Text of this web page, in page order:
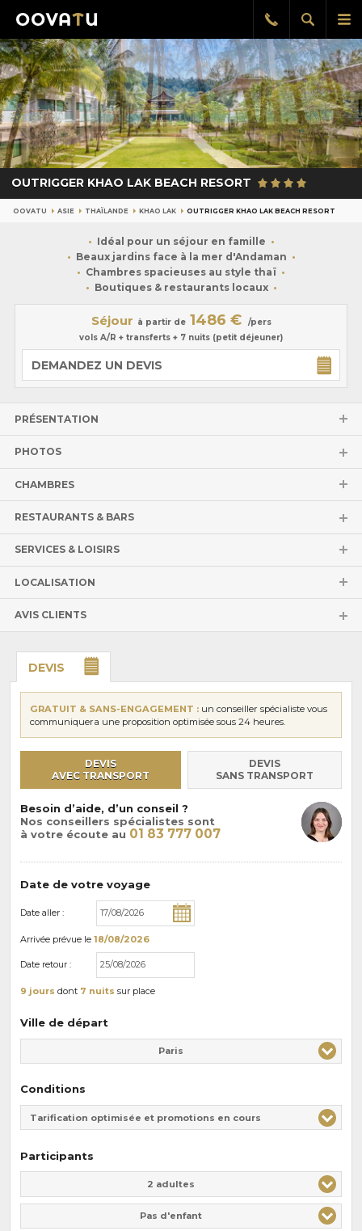
le
Afficher
la
Rappel
gratuit
OUTRIGGER KHAO LAK BEACH RESORT
OOVATU ASIE THAÏLANDE KHAO LAK OUTRIGGER KHAO LAK BEACH RESORT
Idéal pour un séjour en famille
Beaux jardins face à la mer d'Andaman
Chambres spacieuses au style thaï
Boutiques & restaurants locaux
Séjour à partir de 1486 €
/pers
vols A/R + transferts + 7 nuits (petit déjeuner)
DEMANDEZ UN DEVIS
PRÉSENTATION
PHOTOS
CHAMBRES
RESTAURANTS & BARS
SERVICES & LOISIRS
LOCALISATION
AVIS CLIENTS
DEVIS
GRATUIT & SANS-ENGAGEMENT : un conseiller spécialiste vous
communiquera une proposition optimisée sous 24 heures.
DEVIS
AVEC TRANSPORT
DEVIS
SANS TRANSPORT
Besoin d’aide, d’un conseil ?
Nos conseillers spécialistes sont
à votre écoute au 01 83 777 007
Date de votre voyage
Date aller :
Arrivée prévue le 18/08/2026
Date retour :
9 jours dont 7 nuits sur place
Ville de départ
Paris
Conditions
Tarification optimisée et promotions en cours
Participants
2 adultes
Pas d'enfant